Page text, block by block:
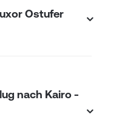
Ostufer
nach Kairo -